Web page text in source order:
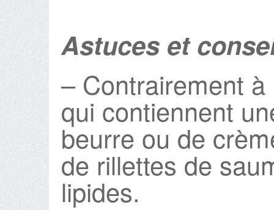
Astuces et
– Contrairement
qui contiennent
beurre ou de
de rillettes de
lipides.